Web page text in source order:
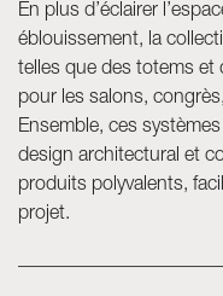
En plus d’éclairer
éblouissement, la
telles que des totems et
pour les salons,
Ensemble, ces
design architectural et
produits polyvalents,
projet.